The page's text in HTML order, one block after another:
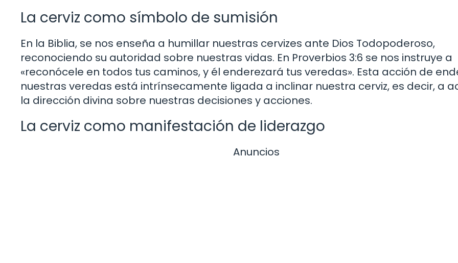
La cerviz como símbolo de sumisión
En la Biblia, se nos enseña a humillar nuestras cervizes ante Dios Todopoderoso,
reconociendo su autoridad sobre nuestras vidas. En Proverbios 3:6 se nos instruye a
«reconócele en todos tus caminos, y él enderezará tus veredas». Esta acción de
nuestras veredas está intrínsecamente ligada a inclinar nuestra cerviz, es decir, a
la dirección divina sobre nuestras decisiones y acciones.
La cerviz como manifestación de liderazgo
Anuncios